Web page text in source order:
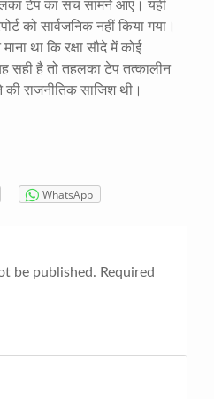
टेप का सच सामने आए। यही
को सार्वजनिक नहीं किया गया।
था कि रक्षा सौदे में कोई
सही है तो तहलका टेप तत्कालीन
राजनीतिक साजिश थी।
WhatsApp
be published. Required